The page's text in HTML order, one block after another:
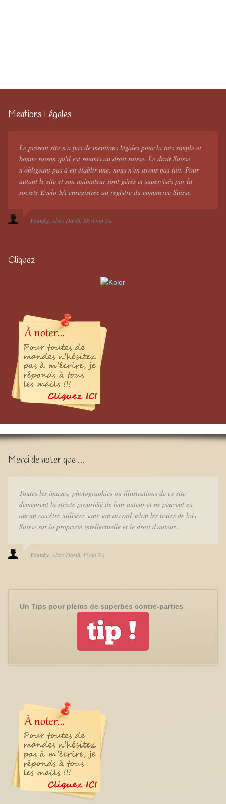
Mentions Légales
Le présent site n'a pas de mentions légales pour la très simple et
bonne raison qu'il est soumis au droit suisse. Le droit Suisse
n'obligeant pas à en établir une, nous n'en avons pas fait. Pour
autant le site et son animateur sont gérés et supervisés par la
société Eyelo SA enregistrée au registre du commerce Suisse.
Franky Alias Darth Skynima SA
Cliquez
Merci de noter que …
Toutes les images, photographies ou illustrations de ce site
demeurent la stricte propriété de leur auteur et ne peuvent en
aucun cas être utilisées sans son accord selon les textes de lois
Suisse sur la propriété intellectuelle et le droit d'auteur..
Franky Alias Darth Eyelo SA
Un Tips pour pleins de superbes contre-parties